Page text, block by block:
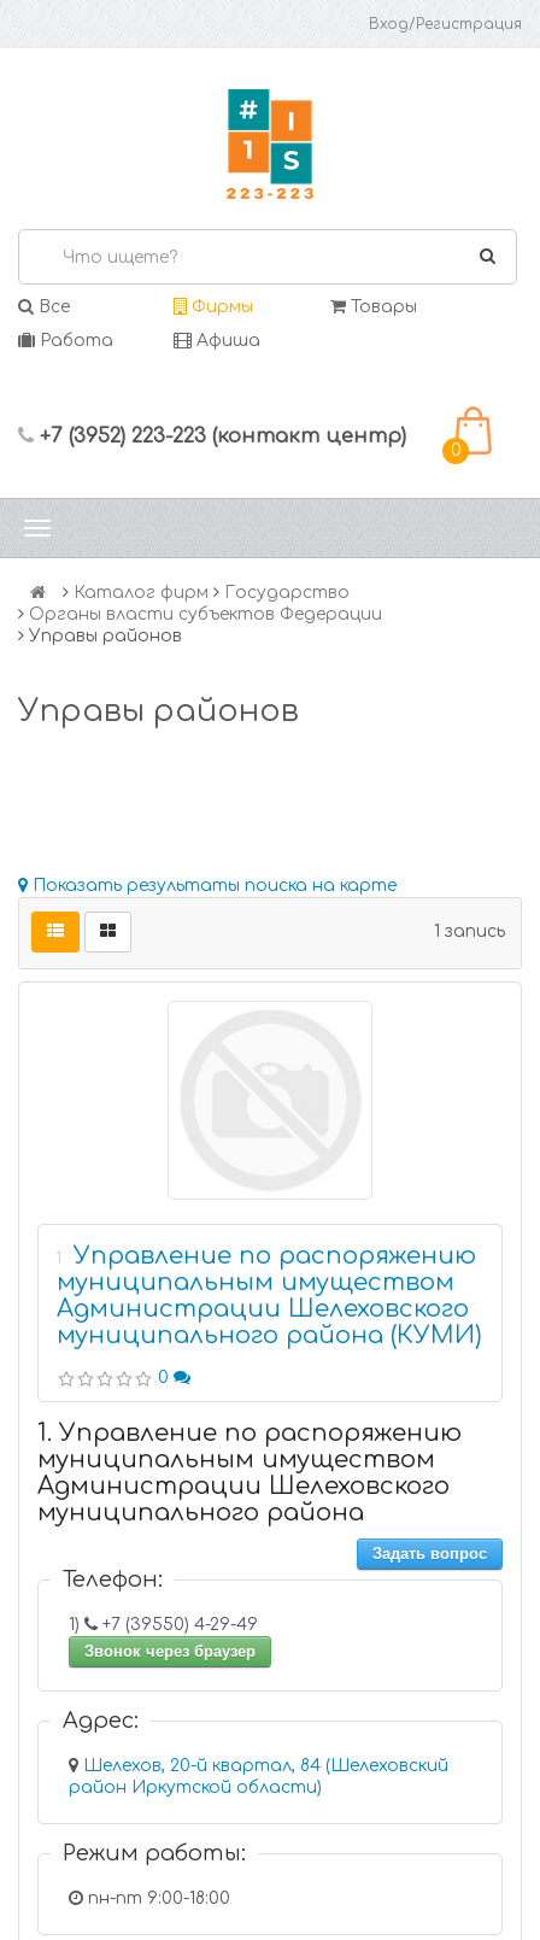
Вход/Регистрация
Все Фирмы
Товары
Работа
Афиша
+7 (3952) 223-223 (контакт центр)
0
Каталог фирм
Государство
Органы власти субъектов Федерации
Управы районов
Управы районов
Показать результаты поиска на карте
1 запись
1
Управление по распоряжению
муниципальным имуществом
Администрации Шелеховского
муниципального района (КУМИ)
0
1. Управление по распоряжению
муниципальным имуществом
Администрации Шелеховского
муниципального района
Задать вопрос
Телефон:
1)
+7 (39550) 4-29-49
Звонок через браузер
Адрес:
Шелехов, 20-й квартал, 84 (Шелеховский
район Иркутской области)
Режим работы:
пн-пт 9:00-18:00